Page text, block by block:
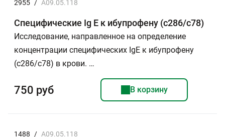
2955 / A09.05.118
Специфические Ig E к ибупрофену (с286/c78)
Исследование, направленное на определение
концентрации специфических IgE к ибупрофену
(с286/с78) в крови. …
750 руб В корзину
1488 / A09.05.118